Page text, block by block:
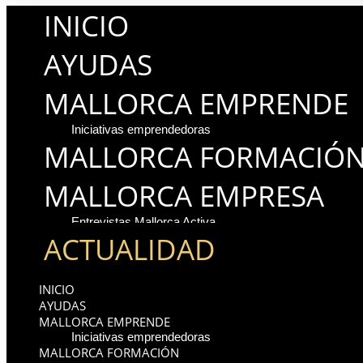
INICIO
AYUDAS
MALLORCA EMPRENDE
Iniciativas emprendedoras
MALLORCA
MALLORCA EMPRESA
Entrevistas Mallorca Activa
ACTUALIDAD
INICIO
AYUDAS
MALLORCA EMPRENDE
Iniciativas emprendedoras
MALLORCA FORMACIÓN